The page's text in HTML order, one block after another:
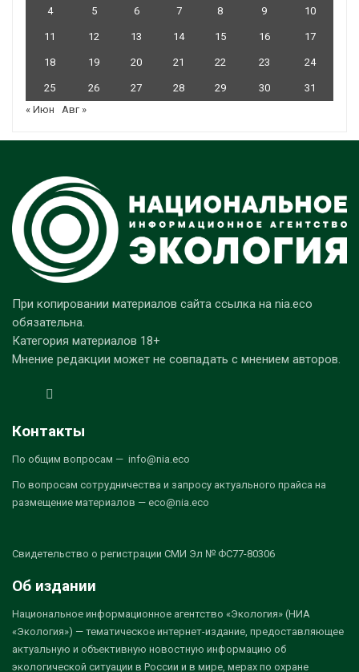
4 5 6 7 8 9 10
11 12 13 14 15 16 17
18 19 20 21 22 23 24
25 26 27 28 29 30
31
« Июн
Авг »
При копировании материалов сайта ссылка на nia.eco
обязательна.
Категория материалов 18+
Мнение редакции может не совпадать с мнением авторов.
Контакты
По общим вопросам — info@nia.eco
По вопросам сотрудничества и запросу актуального прайса на
размещение материалов — eco@nia.eco
Свидетельство о регистрации СМИ Эл № ФС77-80306
Об издании
Национальное информационное агентство «Экология» (НИА
«Экология») — тематическое интернет-издание, предоставляющее
актуальную и объективную новостную информацию об
экологической ситуации в России и в мире, мерах по охране